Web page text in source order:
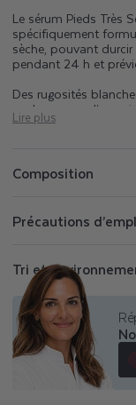
Le sérum Pieds Très
spécifiquement
sèche, pouvant
pendant 24 h et
Des rugosités
sur les zones
comme les talons et
beurre de karité
lisse les rugosités et
Le sérum Pieds Très
100 %
0 % d'eau -
Protège et
Lire plus
Composition
Précautions
Tri et